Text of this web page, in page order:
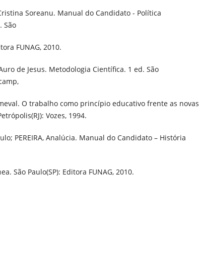
Soreanu. Manual do Candidato - Política
São
FUNAG, 2010.
Auro de Jesus. Metodologia Científica. 1 ed. São
O trabalho como princípio educativo frente as novas
Vozes, 1994.
PEREIRA, Analúcia. Manual do Candidato – História
São Paulo(SP): Editora FUNAG, 2010.